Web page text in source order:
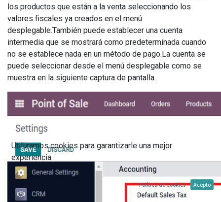
los productos que están a la venta seleccionando los
valores fiscales ya creados en el menú
desplegable.También puede establecer una cuenta
intermedia que se mostrará como predeterminada cuando
no se establece nada en un método de pago.La cuenta se
puede seleccionar desde el menú desplegable como se
muestra en la siguiente captura de pantalla.
Utilizamos cookies para garantizarle una mejor
experiencia.
Política de Cookies Acepto